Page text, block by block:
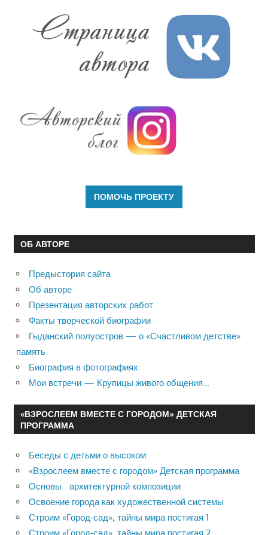
ОБ АВТОРЕ
Предыстория сайта
Об авторе
Презентация авторских работ
Факты творческой биографии
Гыданский полуостров — о «Счастливом детстве»
память
Биография в фотографиях
Мои встречи — Крупицы живого общения…
«ВЗРОСЛЕЕМ ВМЕСТЕ С ГОРОДОМ» ДЕТСКАЯ
ПРОГРАММА
Беседы с детьми о высоком
«Взрослеем вместе с городом» Детская программа
Основы архитектурной композиции
Освоение города как художественной системы
Строим «Город-сад», тайны мира постигая 1
Строим «Город-сад», тайны мира постигая 2